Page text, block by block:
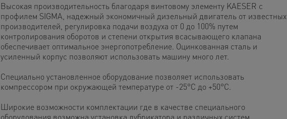
Высокая производительность благодаря винтовому элементу KAESER с
профилем SIGMA, надежный экономичный дизельный двигатель от известных
производителей, регулировка подачи воздуха от 0 до 100% путем
контролирования оборотов и степени открытия всасывающего клапана
обеспечивает оптимальное энергопотребление. Оцинкованная сталь и
усиленный корпус позволяют использовать машину много лет.
Специально установленное оборудование позволяет использовать
компрессором при окружающей температуре от -25°C до +50°C.
Широкие возможности комплектации где в качестве специального
оборудования возможна установка лубрикатора и различных систем